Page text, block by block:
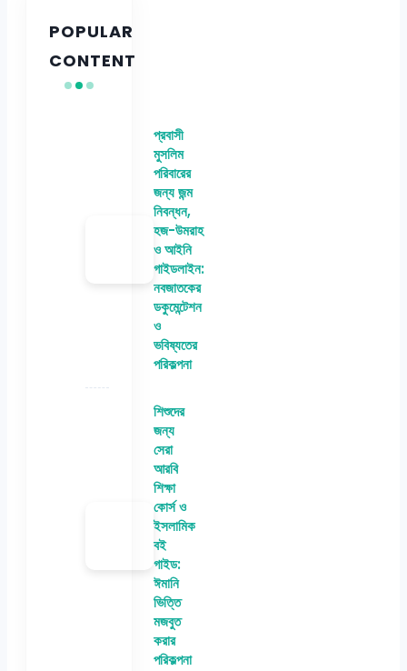
POPULAR
CONTENT
প্রবাসী
মুসলিম
পরিবারের
জন্য জন্ম
নিবন্ধন,
হজ-উমরাহ
ও আইনি
গাইডলাইন:
নবজাতকের
ডকুমেন্টেশন
ও
ভবিষ্যতের
পরিকল্পনা
শিশুদের
জন্য
সেরা
আরবি
শিক্ষা
কোর্স ও
ইসলামিক
বই
গাইড:
ঈমানি
ভিত্তি
মজবুত
করার
পরিকল্পনা